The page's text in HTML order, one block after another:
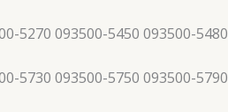
5270 093500-5450 093500-5480
5730 093500-5750 093500-5790